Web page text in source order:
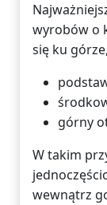
wyrobów o
się ku
górny
W takim
wewnątrz